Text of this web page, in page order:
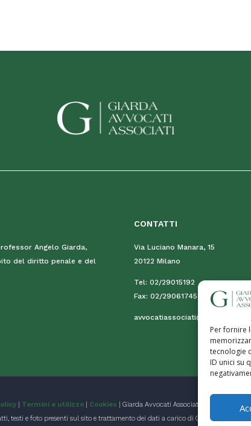
Per fornire
tecnologie
ID unici su
Angelo Giarda,
del diritto penale e del
CONTATTI
Via Luciano Manara, 15
20122 Milano
Tel: 02/29015192
Fax: 02/29061745
avvocatiassociati@studiogiarda.it
| Termini e utilizzo| Cookies | Giarda Avvocati Associati – P.iva:
testi e foto presenti sul sito e trattamento dei dati a carico di Giarda Avvocati